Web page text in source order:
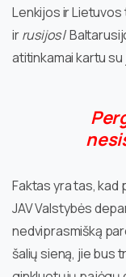
Lenkijos ir
irrusijos/
atitinkamai kartu
Faktas yra tas,
JAV Valstybės
nedviprasmišką
šalių sieną, jie bus